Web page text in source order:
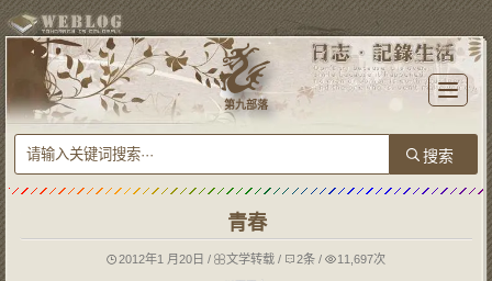
T
o
l
e
n
第九部落
青春
2012年1 月20日 / 文学转载/ 2条/ 11,697次